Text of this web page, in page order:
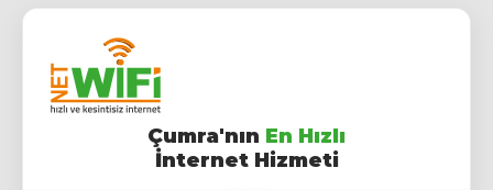
Çumra'nın En Hızlı
İnternet Hizmeti